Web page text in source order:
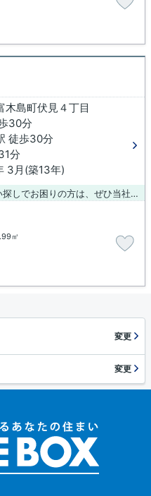
木島町伏見４丁目
30分
徒歩30分
分
3月(築13年)
こちらの物件はアパートです。住まい探しでお困りの方は、ぜひ当社へご連絡下さい。当社は数多くの物件情報を取り扱っているので、お客様の希望条件に適した物件が見つかるでしょう。
㎡
変更
変更